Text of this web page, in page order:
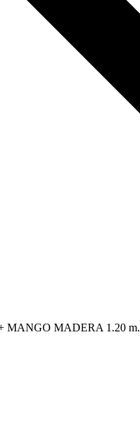
MANGO MADERA 1.20 m.